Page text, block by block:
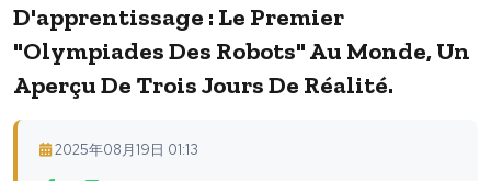
D'apprentissage : Le Premier
"Olympiades Des Robots" Au Monde, Un
Aperçu De Trois Jours De Réalité.
2025年08月19日 01:13